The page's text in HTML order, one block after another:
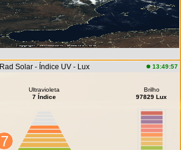
Rad Solar - Índice UV - Lux 13:49:57
Ultravioleta
7 Índice
7
Brilho
97829 Lux